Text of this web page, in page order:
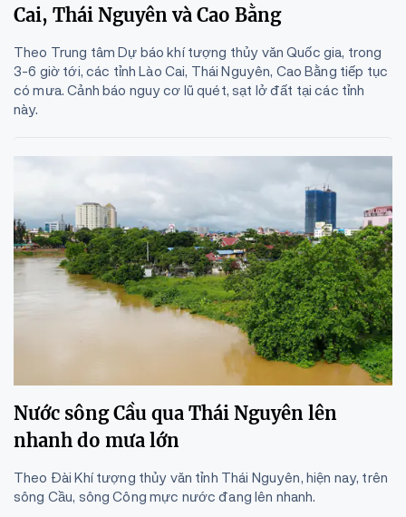
Cai, Thái Nguyên và Cao Bằng
Theo Trung tâm Dự báo khí tượng thủy văn Quốc gia, trong
3-6 giờ tới, các tỉnh Lào Cai, Thái Nguyên, Cao Bằng tiếp tục
có mưa. Cảnh báo nguy cơ lũ quét, sạt lở đất tại các tỉnh
này.
Nước sông Cầu qua Thái Nguyên lên
nhanh do mưa lớn
Theo Đài Khí tượng thủy văn tỉnh Thái Nguyên, hiện nay, trên
sông Cầu, sông Công mực nước đang lên nhanh.